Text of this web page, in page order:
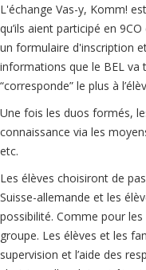
L'échange Vas-y, Komm!
qu’ils aient participé en
un formulaire d'inscription
informations que le BEL va
“corresponde” le plus à
Une fois les duos formés,
connaissance via les
etc.
Les élèves choisiront de
Suisse-allemande et les
possibilité. Comme pour
groupe. Les élèves et les
supervision et l’aide des